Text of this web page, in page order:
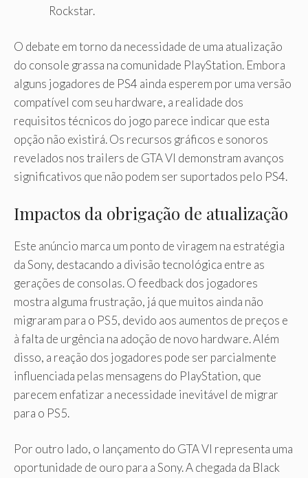
Rockstar.
O debate em torno da necessidade de uma atualização
do console grassa na comunidade PlayStation. Embora
alguns jogadores de PS4 ainda esperem por uma versão
compatível com seu hardware, a realidade dos
requisitos técnicos do jogo parece indicar que esta
opção não existirá. Os recursos gráficos e sonoros
revelados nos trailers de GTA VI demonstram avanços
significativos que não podem ser suportados pelo PS4.
Impactos da obrigação de atualização
Este anúncio marca um ponto de viragem na estratégia
da Sony, destacando a divisão tecnológica entre as
gerações de consolas. O feedback dos jogadores
mostra alguma frustração, já que muitos ainda não
migraram para o PS5, devido aos aumentos de preços e
à falta de urgência na adoção de novo hardware. Além
disso, a reação dos jogadores pode ser parcialmente
influenciada pelas mensagens do PlayStation, que
parecem enfatizar a necessidade inevitável de migrar
para o PS5.
Por outro lado, o lançamento do GTA VI representa uma
oportunidade de ouro para a Sony. A chegada da Black